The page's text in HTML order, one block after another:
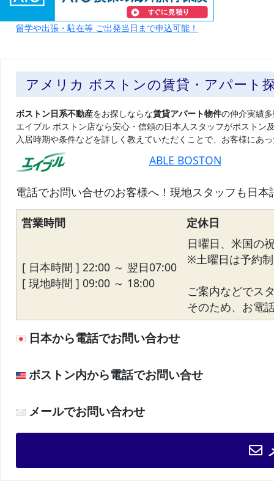
留学や出張・駐在等 ご出発当日まで申込可能！
アメリカ ボストンの賃貸・アパート
ボストン日系不動産をお探しならな賃貸アパート物件の仲介実績
エイブル ボストン店なら安心・信頼の日本人スタッフがボストン
入居時期や条件などを詳しく教えていただくことで、お客様にあ
ABLE BOSTON
電話でお問い合せのお客様へ！現地スタッフも日
営業時間 定休日
[ 日本時間 ] 22:00 ～ 翌日07:00
[ 現地時間 ] 09:00 ～ 18:00
日曜日、米国の
※土曜日は予約制
ご案内などでス
そのため、お電
日本から電話でお問い合わせ
ボストン内から電話でお問い合せ
メールでお問い合わせ